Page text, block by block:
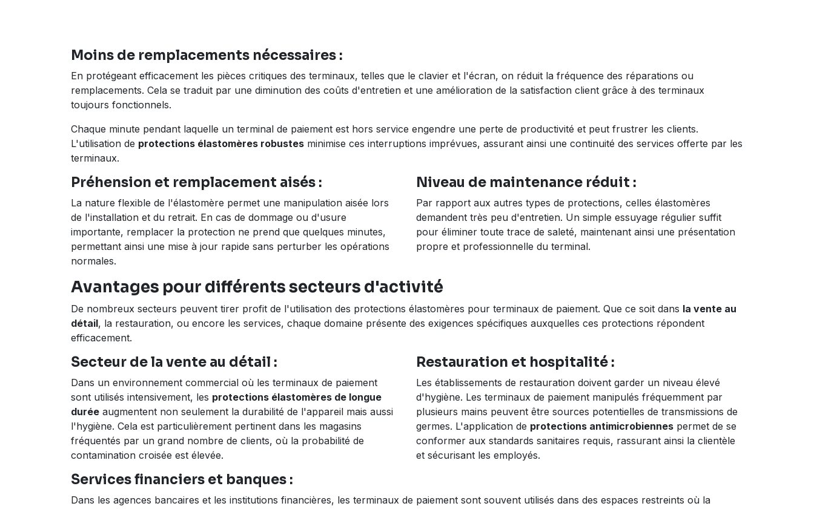
Moins de remplacements nécessaires :
En protégeant efficacement les pièces critiques des terminaux, telles que le clavier et l'écran, on réduit la fréquence des réparations ou
remplacements. Cela se traduit par une diminution des coûts d'entretien et une amélioration de la satisfaction client grâce à des terminaux
toujours fonctionnels.
Chaque minute pendant laquelle un terminal de paiement est hors service engendre une perte de productivité et peut frustrer les clients.
L'utilisation de protections élastomères robustes minimise ces interruptions imprévues, assurant ainsi une continuité des services offerte par les
terminaux.
Préhension et remplacement aisés :
La nature flexible de l'élastomère permet une manipulation aisée lors
de l'installation et du retrait. En cas de dommage ou d'usure
importante, remplacer la protection ne prend que quelques minutes,
permettant ainsi une mise à jour rapide sans perturber les opérations
normales.
Niveau de maintenance réduit :
Par rapport aux autres types de protections, celles élastomères
demandent très peu d'entretien. Un simple essuyage régulier suffit
pour éliminer toute trace de saleté, maintenant ainsi une présentation
propre et professionnelle du terminal.
Avantages pour différents secteurs d'activité
De nombreux secteurs peuvent tirer profit de l'utilisation des protections élastomères pour terminaux de paiement. Que ce soit dans la vente au
détail, la restauration, ou encore les services, chaque domaine présente des exigences spécifiques auxquelles ces protections répondent
efficacement.
Secteur de la vente au détail :
Dans un environnement commercial où les terminaux de paiement
sont utilisés intensivement, les protections élastomères de longue
durée augmentent non seulement la durabilité de l'appareil mais aussi
l'hygiène. Cela est particulièrement pertinent dans les magasins
fréquentés par un grand nombre de clients, où la probabilité de
contamination croisée est élevée.
Restauration et hospitalité :
Les établissements de restauration doivent garder un niveau élevé
d'hygiène. Les terminaux de paiement manipulés fréquemment par
plusieurs mains peuvent être sources potentielles de transmissions de
germes. L'application de protections antimicrobiennes permet de se
conformer aux standards sanitaires requis, rassurant ainsi la clientèle
et sécurisant les employés.
Services financiers et banques :
Dans les agences bancaires et les institutions financières, les terminaux de paiement sont souvent utilisés dans des espaces restreints où la